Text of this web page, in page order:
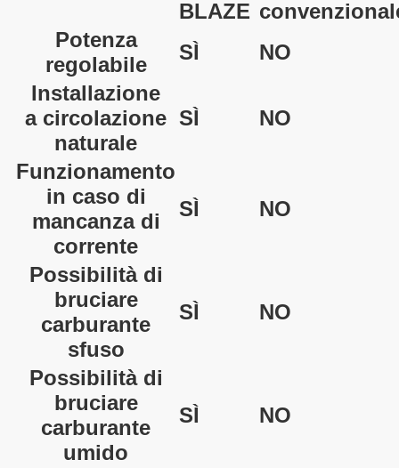
BLAZE
Potenza
regolabile
SÌ
NO
Installazione
a circolazione
naturale
SÌ NO
Funzionamento
in caso di
mancanza di
corrente
SÌ NO
Possibilità di
bruciare
carburante
sfuso
SÌ NO
Possibilità di
bruciare
carburante
umido
SÌ NO